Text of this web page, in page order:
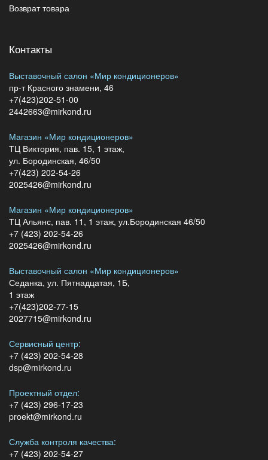
Возврат товара
Контакты
Выставочный салон «Мир кондиционеров»
пр-т Красного знамени, 46
+7(423)202-51-00
2442663@mirkond.ru
Магазин «Мир кондиционеров»
ТЦ Виктория, пав. 15, 1 этаж,
ул. Бородинская, 46/50
+7(423) 202-54-26
2025426@mirkond.ru
Магазин «Мир кондиционеров»
ТЦ Альянс, пав. 11, 1 этаж, ул.Бородинская 46/50
+7 (423) 202-54-26
2025426@mirkond.ru
Выставочный салон «Мир кондиционеров»
Седанка, ул. Пятнадцатая, 1Б,
1 этаж
+7(423)202-77-15
2027715@mirkond.ru
Сервисный центр:
+7 (423) 202-54-28
dsp@mirkond.ru
Проектный отдел:
+7 (423) 296-17-23
proekt@mirkond.ru
Служба контроля качества:
+7 (423) 202-54-27